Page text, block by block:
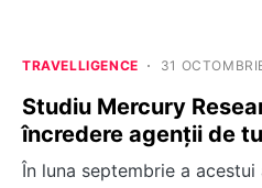
TRAVELLIGENCE 31
Studiu Mercury
încredere agenții de
În luna septembrie a